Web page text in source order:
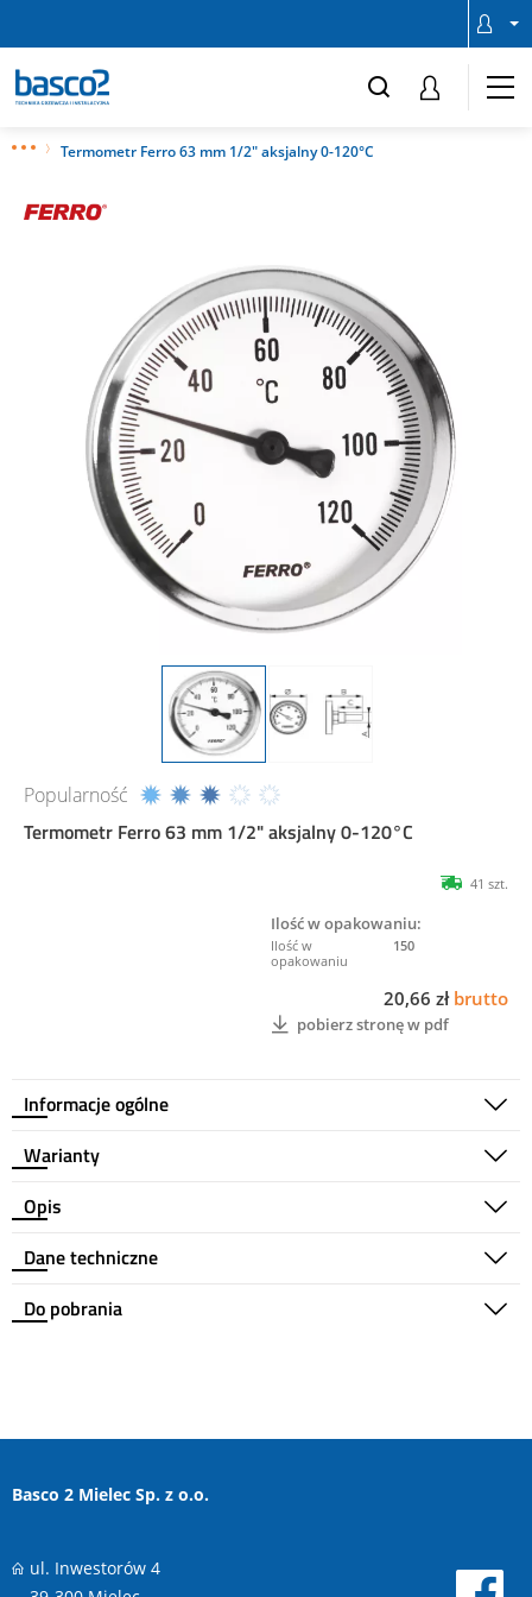
Termometr Ferro 63 mm 1/2" aksjalny 0-120°C
Popularność
Termometr Ferro 63 mm 1/2" aksjalny 0-120°C
Informacje ogólne
41 szt.
Ilość w opakowaniu:
150
20,66 zł brutto
pobierz stronę w pdf
Warianty
Opis
Dane techniczne
Do pobrania
Basco 2 Mielec Sp. z o.o.
ul. Inwestorów 4